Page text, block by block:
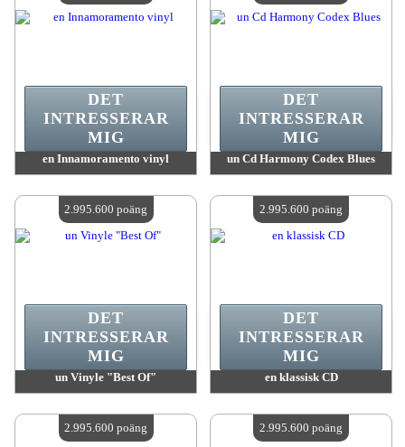
en Innamoramento vinyl
Antal tillgängliga:4
DET
INTRESSERAR
MIG
un Cd Harmony Codex Blues
Antal tillgängliga:4
DET
INTRESSERAR
MIG
un Vinyle "Best Of"
Antal tillgängliga:4
DET
INTRESSERAR
MIG
2.995.600 poäng
en klassisk CD
Antal tillgängliga:4
DET
INTRESSERAR
MIG
2.995.600 poäng
2.995.600 poäng 2.995.600 poäng